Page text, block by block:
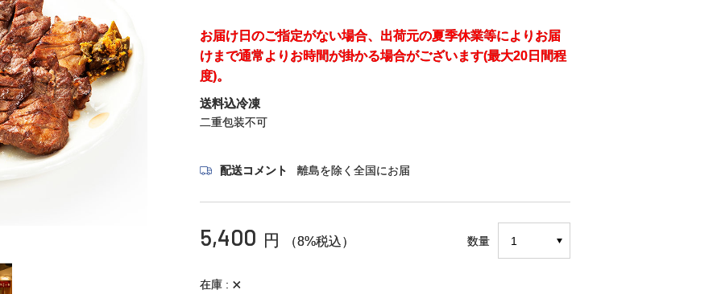
お届け日のご指定がない場合、出荷元の夏季休業等によりお届
けまで通常よりお時間が掛かる場合がございます(最大20日間程
度)。
送料込冷凍
二重包装不可
配送コメント 離島を除く全国にお届
5,400 円 （8%税込） 数量
在庫 ×